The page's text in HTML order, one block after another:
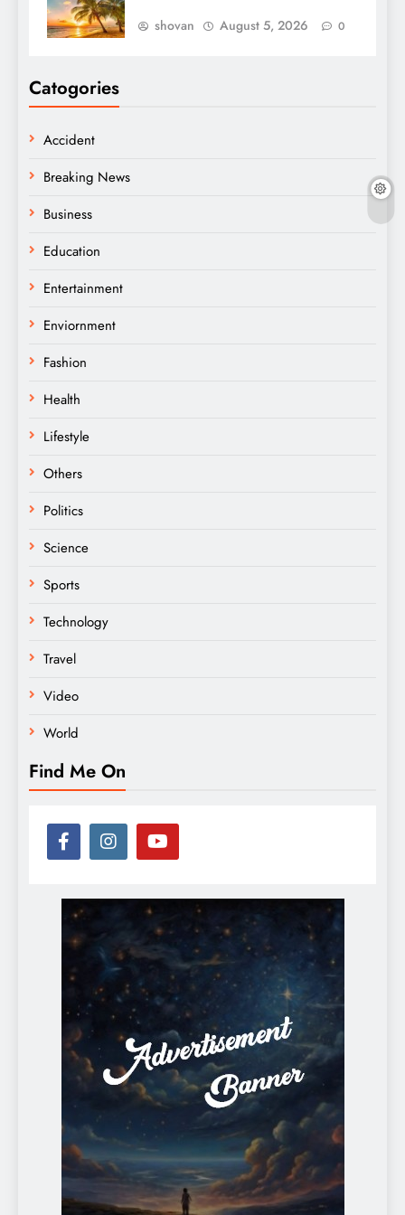
shovan August 5, 2026 0
Catogories
Accident
Breaking News
Business
Education
Entertainment
Enviornment
Fashion
Health
Lifestyle
Others
Politics
Science
Sports
Technology
Travel
Video
World
Find Me On